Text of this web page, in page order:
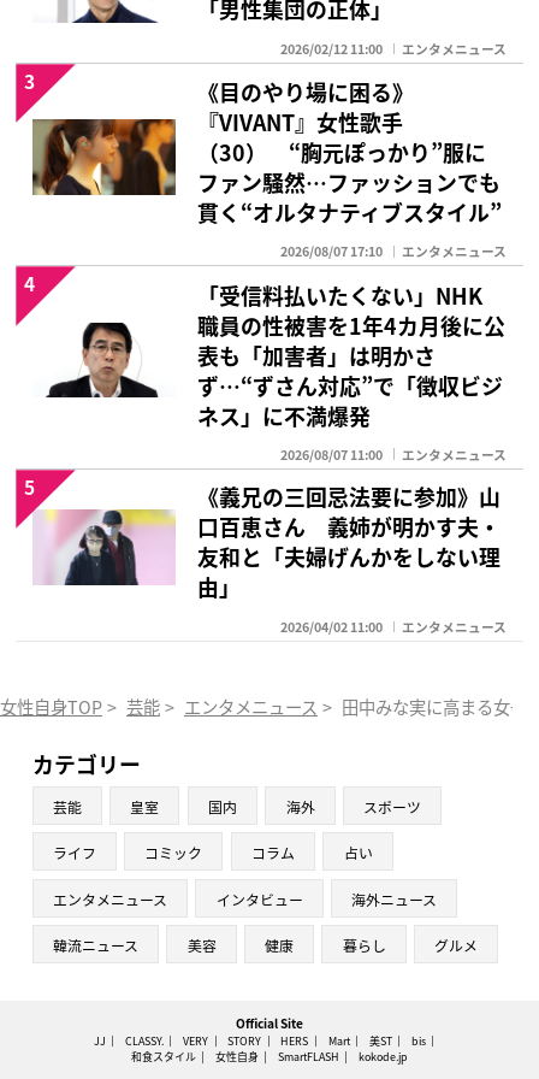
「男性集団の正体」
2026/02/12 11:00 エンタメニュース
《目のやり場に困る》
『VIVANT』女性歌手
（30） “胸元ぽっかり”服に
ファン騒然…ファッションでも
貫く“オルタナティブスタイル”
2026/08/07 17:10 エンタメニュース
3
「受信料払いたくない」NHK
職員の性被害を1年4カ月後に公
表も「加害者」は明かさ
ず…“ずさん対応”で「徴収ビジ
ネス」に不満爆発
2026/08/07 11:00 エンタメニュース
4
《義兄の三回忌法要に参加》山
口百恵さん 義姉が明かす夫・
友和と「夫婦げんかをしない理
由」
2026/04/02 11:00 エンタメニュース
5
女性自身TOP > 芸能 > エンタメニュース > 田中みな実に高まる女子
カテゴリー
芸能 皇室 国内 海外 スポーツ
ライフ コミック コラム 占い
エンタメニュース インタビュー 海外ニュース
韓流ニュース 美容 健康 暮らし グルメ
Official Site
JJ CLASSY. VERY STORY HERS Mart 美ST
bis
和食スタイル
女性自身 SmartFLASH kokode.jp